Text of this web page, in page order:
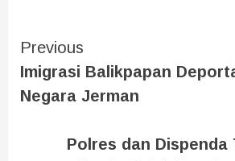
Previous
Imigrasi Balikpapan
Negara Jerman
Polres dan Dispenda